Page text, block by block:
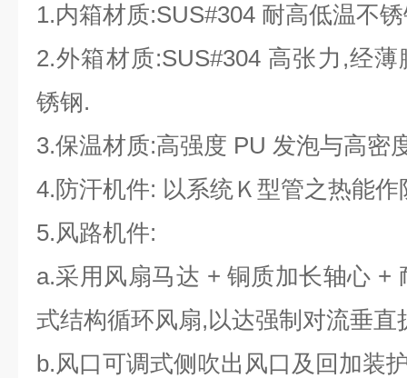
1.内箱材质:SUS#304 耐高低温不
2.外箱材质:SUS#304 高张力,经
锈钢.
3.保温材质:高强度 PU 发泡与高密
4.防汗机件: 以系统Ｋ型管之热能作
5.风路机件:
a.采用风扇马达 + 铜质加长轴心 +
式结构循环风扇,以达强制对流垂直
b.风口可调式侧吹出风口及回加装